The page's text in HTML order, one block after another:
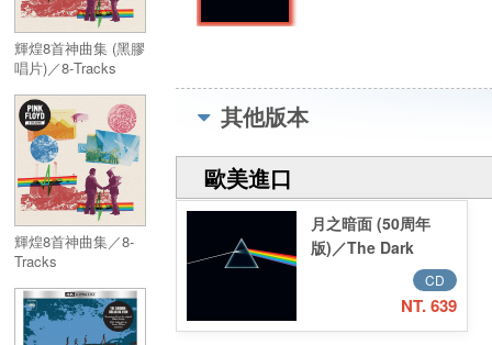
輝煌8首神曲集 (黑膠
唱片)／8-Tracks
輝煌8首神曲集／8-
Tracks
其他版本
歐美進口
月之暗面 (50周年
版)／The Dark
Side of the Moon
(50th Anniversary
CD
NT. 639